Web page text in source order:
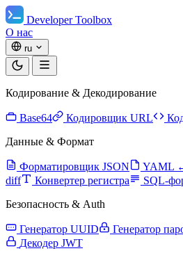
Developer Toolbox
О нас
ru
Кодирование & Декодирование
Base64 Кодировщик URL
Данные & Формат
Форматировщик JSON YAML
diff
Конвертер регистра SQL-
Безопасность & Auth
Генератор UUID Генератор
Декодер JWT